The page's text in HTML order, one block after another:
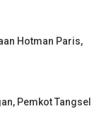
Hotman Paris,
Pemkot Tangsel